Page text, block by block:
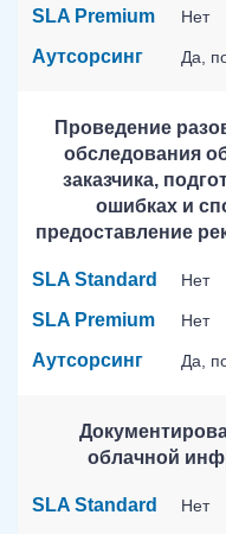
SLA Premium Нет
Аутсорсинг Да,
Проведение
обследования
заказчика,
ошибках и
предоставление
SLA Standard Нет
SLA Premium Нет
Аутсорсинг Да,
облачной
SLA Standard Нет